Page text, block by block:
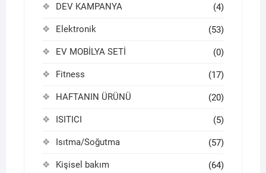
DEV KAMPANYA (4)
Elektronik (53)
EV MOBİLYA SETİ (0)
Fitness (17)
HAFTANIN ÜRÜNÜ (20)
ISITICI (5)
Isıtma/Soğutma (57)
Kişisel bakım (64)